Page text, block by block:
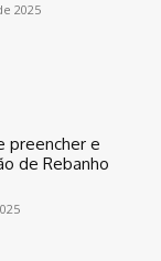
2025
preencher e
de Rebanho